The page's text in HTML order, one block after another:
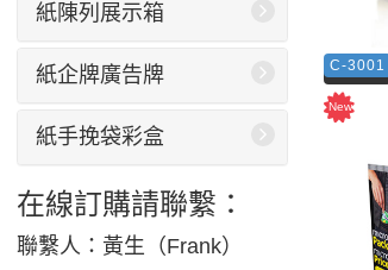
紙陳列展示箱
紙企牌廣告牌
紙手挽袋彩盒
在線訂購請聯繫：
聯繫人：黃生（Frank）
C-3001